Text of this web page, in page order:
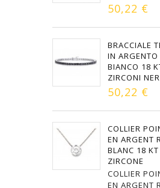
50,22 €
BRACCIALE
IN
BIANCO 18
ZIRCONI
50,22 €
COLLIER
EN ARGENT
BLANC 18 KT
ZIRCONE
COLLIER
EN ARGENT